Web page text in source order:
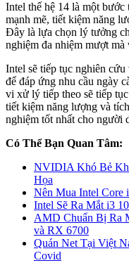
Intel thế hệ 14 là một
mạnh mẽ, tiết kiệm năng
Đây là lựa chọn lý tưởng
nghiệm đa nhiệm mượt mà
Intel sẽ tiếp tục nghiên
để đáp ứng nhu cầu ngày
vi xử lý tiếp theo sẽ tiếp
tiết kiệm năng lượng và
nghiệm tốt nhất cho người
Có Thể Bạn Quan Tâm:
NVIDIA Khó Bẻ
Họa
Nên Mua Intel Core
Intel Sẽ Ra Mắt i3
AMD Chuẩn Bị Ra
và RX 6700
Quán Net Tại Việt
Covid